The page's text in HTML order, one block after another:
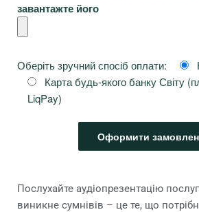
завантажте його
Оберіть зручний спосіб оплати:
Карта будь-якого банку Світу
LiqPay)
Послухайте аудіопрезентацію
виникне сумнівів – це те, що